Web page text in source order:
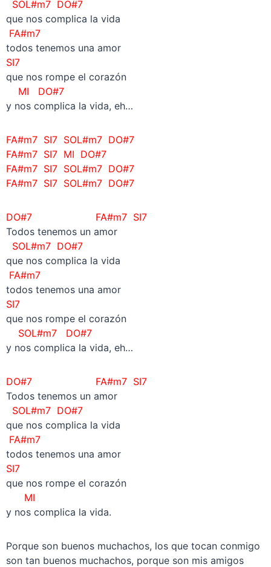
SOL#m7 DO#7
que nos complica la vida
FA#m7
todos tenemos una amor
SI7
que nos rompe el corazón
MI DO#7
y nos complica la vida, eh…
FA#m7 SI7 SOL#m7 DO#7
FA#m7 SI7 MI DO#7
FA#m7 SI7 SOL#m7 DO#7
FA#m7 SI7 SOL#m7 DO#7
DO#7
FA#m7 SI7
Todos tenemos un amor
SOL#m7 DO#7
que nos complica la vida
FA#m7
todos tenemos una amor
SI7
que nos rompe el corazón
SOL#m7 DO#7
y nos complica la vida, eh…
DO#7
FA#m7 SI7
Todos tenemos un amor
SOL#m7 DO#7
que nos complica la vida
FA#m7
todos tenemos una amor
SI7
que nos rompe el corazón
MI
y nos complica la vida.
Porque son buenos muchachos, los que tocan conmigo
son tan buenos muchachos, porque son mis amigos